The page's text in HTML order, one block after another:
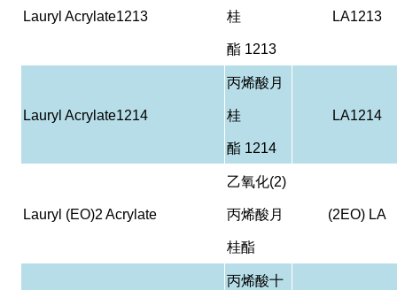
Lauryl Acrylate1213 桂
酯1213
LA1213
Lauryl Acrylate1214
丙烯酸月
桂
酯1214
LA1214
Lauryl (EO)2 Acrylate
乙氧化(2)
丙烯酸月
桂酯
(2EO) LA
丙烯酸十